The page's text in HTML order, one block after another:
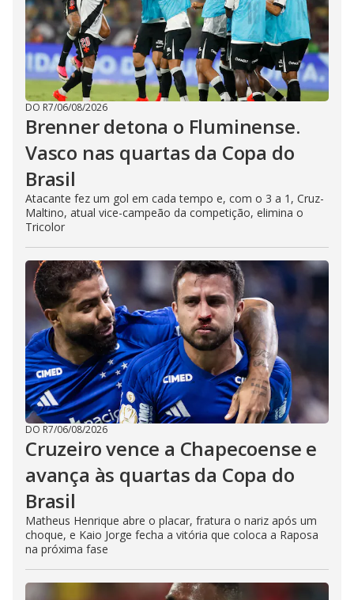
DO R7/06/08/2026
Brenner detona o Fluminense.
Vasco nas quartas da Copa do
Brasil
Atacante fez um gol em cada tempo e, com o 3 a 1, Cruz-
Maltino, atual vice-campeão da competição, elimina o
Tricolor
DO R7/06/08/2026
Cruzeiro vence a Chapecoense e
avança às quartas da Copa do
Brasil
Matheus Henrique abre o placar, fratura o nariz após um
choque, e Kaio Jorge fecha a vitória que coloca a Raposa
na próxima fase